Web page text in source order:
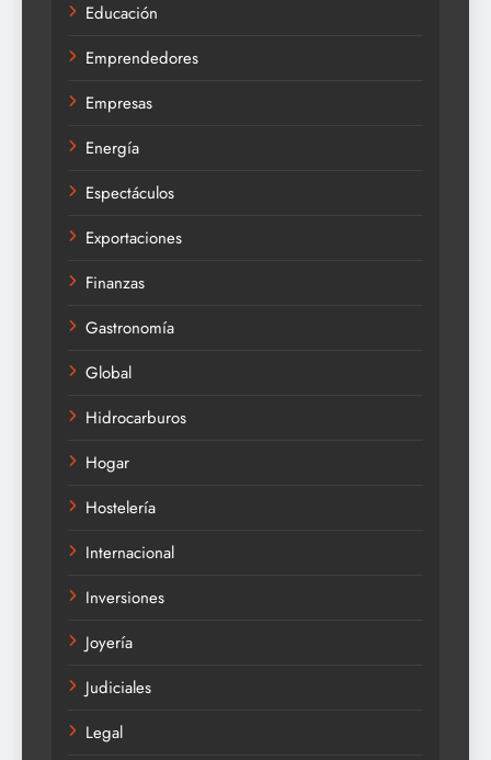
Educación
Emprendedores
Empresas
Energía
Espectáculos
Exportaciones
Finanzas
Gastronomía
Global
Hidrocarburos
Hogar
Hostelería
Internacional
Inversiones
Joyería
Judiciales
Legal